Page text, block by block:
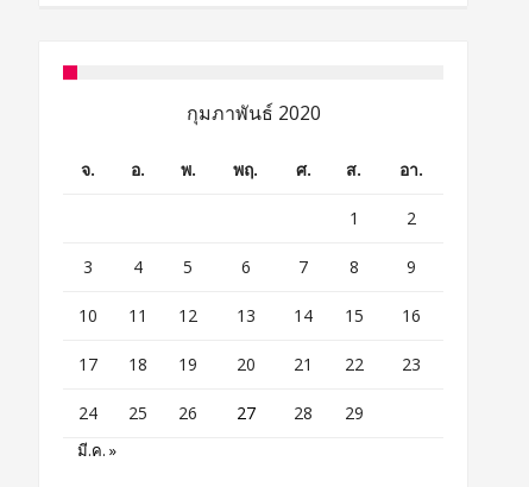
กุมภาพันธ์ 2020
จ. อ. พ. พฤ. ศ. ส. อา.
1 2
3 4 5 6 7 8 9
10 11 12 13 14 15 16
17 18 19 20 21 22 23
24 25 26 27 28 29
มี.ค. »